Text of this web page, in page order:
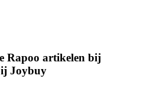
Rapoo artikelen bij
Joybuy